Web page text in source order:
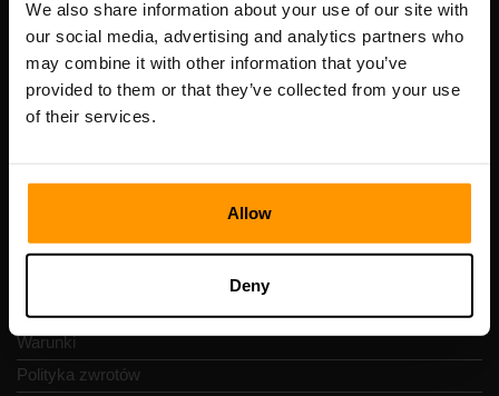
We also share information about your use of our site with
our social media, advertising and analytics partners who
may combine it with other information that you’ve
provided to them or that they’ve collected from your use
of their services.
Allow
Deny
Adres: Harju maakond, Tallinn, Kesklinna linnaosa,
Vesivärava tn 50-201, 10152
Szybka nawigacja
Recenzje
Polityka prywatności
Warunki
Polityka zwrotów